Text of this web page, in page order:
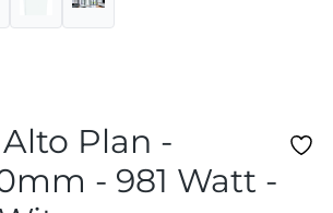
Plan -
- 981 Watt -